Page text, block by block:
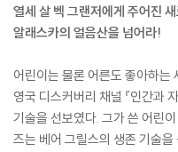
열세 살 벡 그랜저에게 주어진
알래스카의 얼음산을 넘어라!
어린이는 물론 어른도 좋아하
영국 디스커버리 채널 『인간과
기술을 선보였다. 그가 쓴 어린이
즈는 베어 그릴스의 생존 기술을